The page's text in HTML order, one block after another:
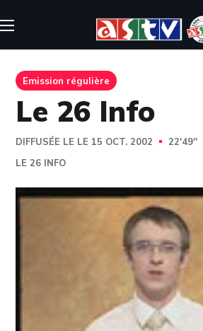
Emission régulière
Le 26 Info
DIFFUSÉE LE LE 15 OCT. 2002 22'49''
LE 26 INFO